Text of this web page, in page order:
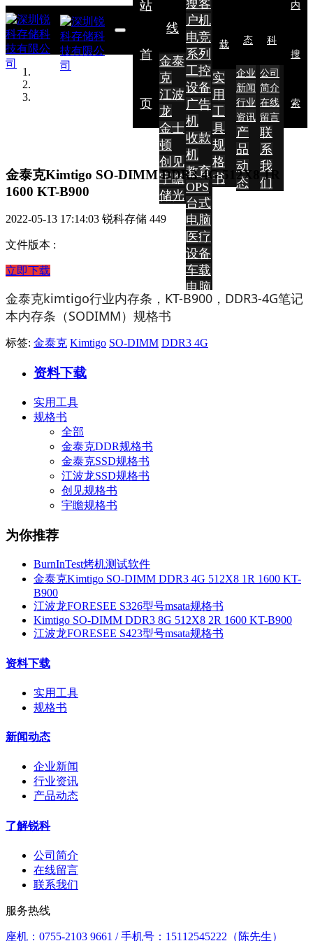
站
首
页
线
金泰
克
江波
龙
金士
顿
创见
宇瞻
储光
瘦客
户机
电竞
系列
工控
设备
广告
机
收款
机
教育
OPS
台式
电脑
医疗
设备
车载
电脑
载
实
用
工
具
规
格
书
态
企业
新闻
行业
资讯
产
品
动
态
科
公司
简介
在线
留言
联
系
我
们
内
搜
索
金泰克Kimtigo SO-DIMM DDR3 4G 512X8 1R
1600 KT-B900
2022-05-13 17:14:03 锐科存储 449
文件版本 :
立即下载
金泰克kimtigo行业内存条，KT-B900，DDR3-4G笔记
本内存条（SODIMM）规格书
标签: 金泰克 Kimtigo SO-DIMM DDR3 4G
资料下载
实用工具
规格书
全部
金泰克DDR规格书
金泰克SSD规格书
江波龙SSD规格书
创见规格书
宇瞻规格书
为你推荐
BurnInTest烤机测试软件
金泰克Kimtigo SO-DIMM DDR3 4G 512X8 1R 1600 KT-
B900
江波龙FORESEE S326型号msata规格书
Kimtigo SO-DIMM DDR3 8G 512X8 2R 1600 KT-B900
江波龙FORESEE S423型号msata规格书
资料下载
实用工具
规格书
新闻动态
企业新闻
行业资讯
产品动态
了解锐科
公司简介
在线留言
联系我们
服务热线
座机：0755-2103 9661 / 手机号：15112545222（陈先生）